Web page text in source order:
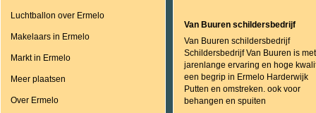
Luchtballon over Ermelo
Makelaars in Ermelo
Markt in Ermelo
Meer plaatsen
Over Ermelo
Van Buuren schildersbedrijf
Van Buuren schildersbedrijf
Schildersbedrijf Van Buuren is met
jarenlange ervaring en hoge
een begrip in Ermelo Harderwijk
Putten en omstreken. ook voor
behangen en spuiten